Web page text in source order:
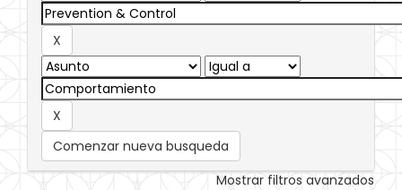
Comenzar nueva busqueda
Mostrar filtros avanzados